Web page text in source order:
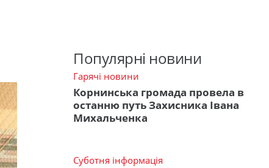
Популярні новини
Гарячі новини
Корнинська громада провела в
останню путь Захисника Івана
Михальченка
Суботня інформація